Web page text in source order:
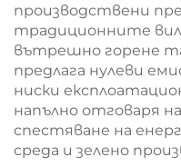
производствени
традиционните
вътрешно горене
предлага нулеви
ниски
напълно отговаря
спестяване на
среда и зелено